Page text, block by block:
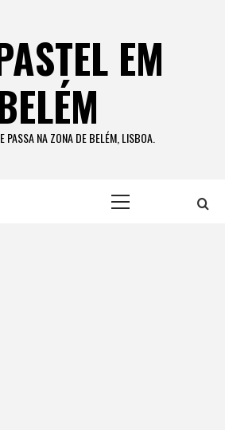
EM
PASSA NA ZONA DE BELÉM, LISBOA.